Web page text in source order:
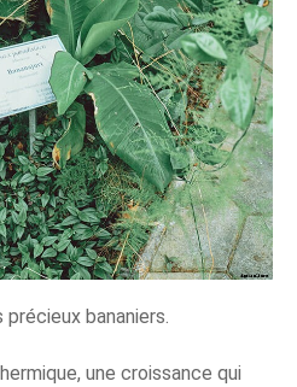
précieux bananiers.
une croissance qui